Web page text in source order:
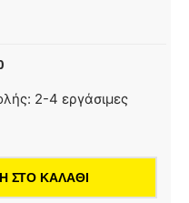
2-4 εργάσιμες
ΣΤΟ ΚΑΛΆΘΙ